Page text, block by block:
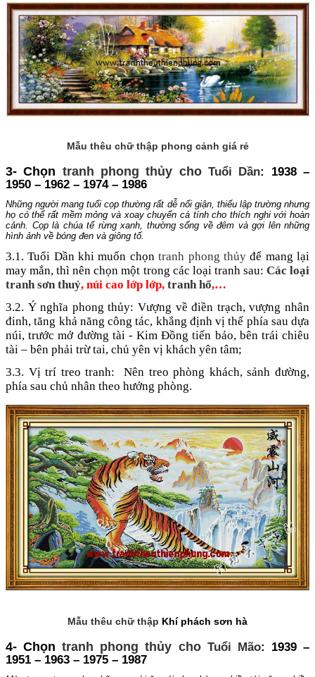
Mẫu thêu chữ thập phong cảnh giá rẻ
3- Chọn tranh phong thủy choTuổi Dần: 1938 –
1950 – 1962 – 1974 – 1986
Những người mang tuổi cọp thường rất dễ nổi giận, thiếu lập trường nhưng
họ có thể rất mềm mỏng và xoay chuyển cá tính cho thích nghi với hoàn
cảnh. Cọp là chúa tể rừng xanh, thường sống về đêm và gợi lên những
hình ảnh về bóng đen và giông tố.
3.1. Tuổi Dần khi muốn chọntranh phong thủyđể mang lại
may mắn, thì nên chọn một trong các loại tranh sau: Các loại
tranh sơn thuỷ, núi cao lớp lớp, tranh hổ,…
3.2. Ý nghĩa phong thủy: Vượng về điền trạch, vượng nhân
đinh, tăng khả năng công tác, khẳng định vị thế phía sau dựa
núi, trước mở đường tài - Kim Đồng tiến bảo, bên trái chiêu
tài – bên phải trừ tai, chủ yên vị khách yên tâm;
3.3. Vị trí treo tranh:
Nên treo phòng khách, sảnh đường,
phía sau chủ nhân theo hướng phòng.
Mẫu thêu chữ thập Khí phách sơn hà
4- Chọntranh phong thủy cho Tuổi Mão: 1939 –
1951 – 1963 – 1975 – 1987